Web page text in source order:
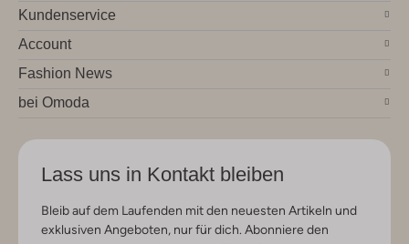
Kundenservice
Account
Fashion News
bei Omoda
Lass uns in Kontakt bleiben
Bleib auf dem Laufenden mit den neuesten Artikeln und
exklusiven Angeboten, nur für dich. Abonniere den